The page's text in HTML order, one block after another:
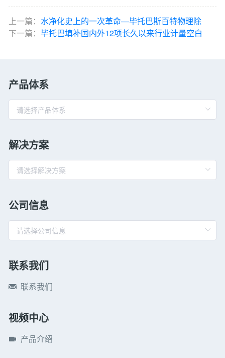
上一篇： 水净化史上的一次革命—毕托巴斯百特物理除
下一篇： 毕托巴填补国内外12项长久以来行业计量空白
产品体系
解决方案
公司信息
联系我们
联系我们
视频中心
产品介绍